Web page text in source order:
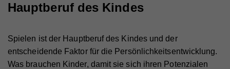
Hauptberuf des Kindes
Spielen ist der Hauptberuf des Kindes und der
entscheidende Faktor für die Persönlichkeitsentwicklung.
Was brauchen Kinder, damit sie sich ihren Potenzialen